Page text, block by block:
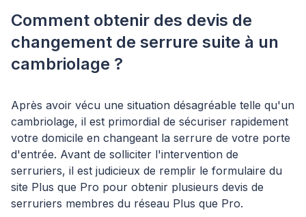
Comment obtenir des devis de
changement de serrure suite à un
cambriolage ?
Après avoir vécu une situation désagréable telle qu'un
cambriolage, il est primordial de sécuriser rapidement
votre domicile en changeant la serrure de votre porte
d'entrée. Avant de solliciter l'intervention de
serruriers, il est judicieux de remplir le formulaire du
site Plus que Pro pour obtenir plusieurs devis de
serruriers membres du réseau Plus que Pro.